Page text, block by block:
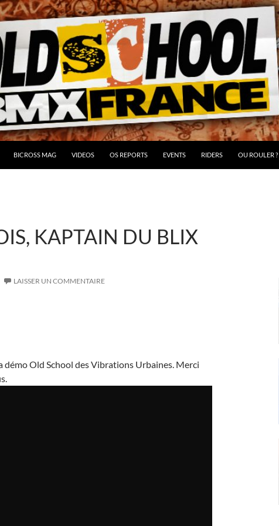
BICROSS MAG VIDEOS OS REPORTS EVENTS RIDERS OU ROULER ?
KAPTAIN DU BLIX
LAISSER UN COMMENTAIRE
démo Old School des Vibrations Urbaines. Merci